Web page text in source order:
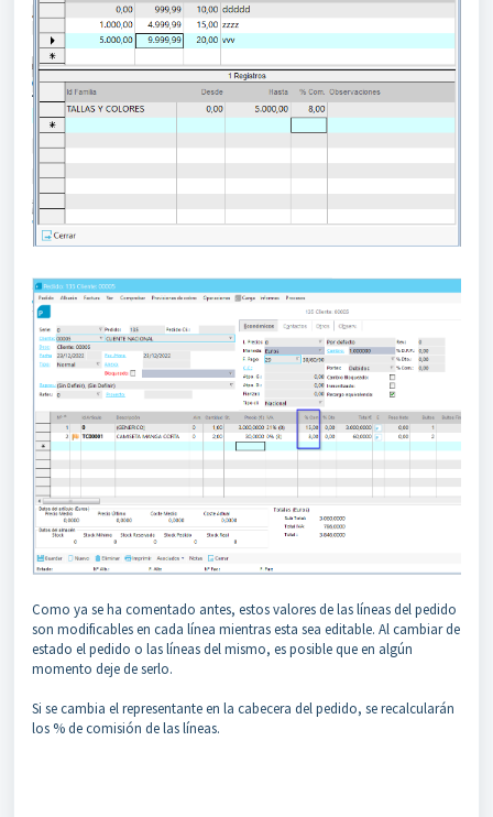
Como ya se ha comentado antes, estos valores de las líneas del pedido
son modificables en cada línea mientras esta sea editable. Al cambiar de
estado el pedido o las líneas del mismo, es posible que en algún
momento deje de serlo.
Si se cambia el representante en la cabecera del pedido, se recalcularán
los % de comisión de las líneas.